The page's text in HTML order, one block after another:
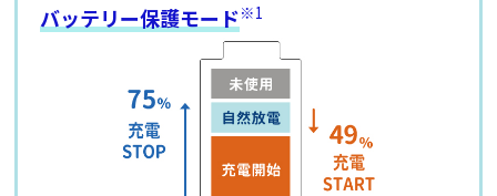
バッテリー保護モード※1